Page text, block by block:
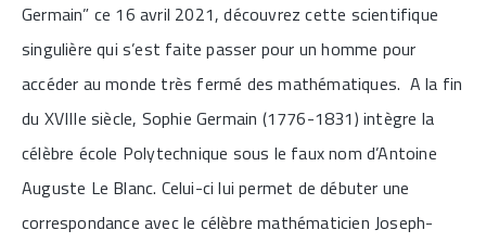
Germain” ce 16 avril 2021, découvrez cette scientifique
singulière qui s’est faite passer pour un homme pour
accéder au monde très fermé des mathématiques. A la fin
du XVIIIe siècle, Sophie Germain (1776-1831) intègre la
célèbre école Polytechnique sous le faux nom d’Antoine
Auguste Le Blanc. Celui-ci lui permet de débuter une
correspondance avec le célèbre mathématicien Joseph-